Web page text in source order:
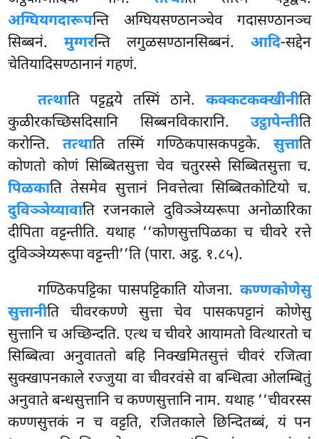
अग्घियगदारूपन्ति अग्घियसण्ठानञ्चेव गदासण्ठानञ्च
सिब्बनं.मुग्गरन्ति लगुळसण्ठानसिब्बनं. आदि-सद्देन
चेतियादिसण्ठानानं गहणं.
तत्थाति पट्टद्वये तस्मिं ठाने. कक्कटकक्खीनीति
कुळीरकच्छिसदिसानि सिब्बनविकारानि. उट्ठापेन्तीति
करोन्ति. तत्थाति तस्मिं गण्ठिकपासकपट्टके. सुत्ताति
कोणतो कोणं सिब्बितसुत्ता चेव चतुरस्से सिब्बितसुत्ता च.
पिळकाति तेसमेव सुत्तानं निवत्तेत्वा सिब्बितकोटियो च.
दुविञ्ञेय्यावाति रजनकाले दुविञ्ञेय्यरूपा अनोळारिका
दीपिता वट्टन्तीति. यथाह ‘‘कोणसुत्तपिळका च चीवरे रत्ते
दुविञ्ञेय्यरूपा वट्टन्ती’’ति (पारा. अट्ठ. १.८५).
गण्ठिकपट्टिका पासपट्टिकाति योजना. कण्णकोणेसु
सुत्तानीति चीवरकण्णे सुत्ता चेव पासकपट्टानं कोणेसु
सुत्तानि च अच्छिन्दति. एत्थ च चीवरे आयामतो वित्थारतो च
सिब्बित्वा अनुवाततो बहि निक्खमितसुत्तं चीवरं रजित्वा
सुक्खापनकाले रज्जुया वा चीवरवंसे वा बन्धित्वा ओलम्बितुं
अनुवाते बन्धसुत्तानि च कण्णसुत्तानि नाम. यथाह ‘‘चीवरस्स
कण्णसुत्तकं न च वट्टति, रजितकाले छिन्दितब्बं, यं पन